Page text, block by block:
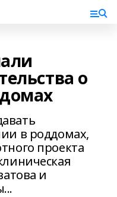
о
в роддомах,
проекта
и